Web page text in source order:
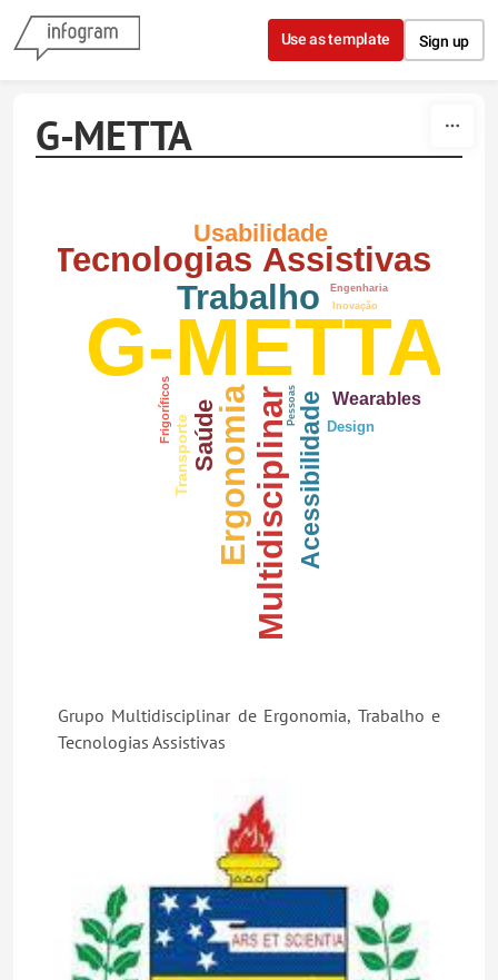
Skip to content
Use as template Sign up
G-METTA
G-METTA
Multidisciplinar
Trabalho
Ergonomia
Tecnologias Assistivas
Acessibilidade
Usabilidade
Saúde
Wearables
Transporte Design
Frigoríficos
Engenharia
Pessoas
Inovação
Grupo Multidisciplinar de Ergonomia, Trabalho e
Tecnologias Assistivas